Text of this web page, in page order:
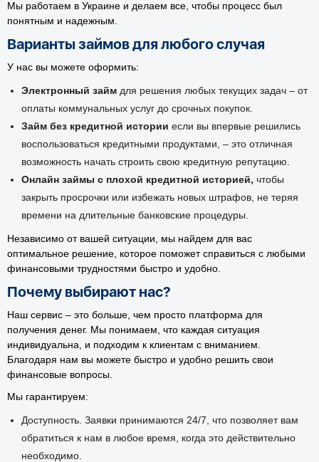
Мы работаем в Украине и делаем все, чтобы процесс был
понятным и надежным.
Варианты займов для любого случая
У нас вы можете оформить:
Электронный займ для решения любых текущих задач – от
оплаты коммунальных услуг до срочных покупок.
Займ без кредитной истории если вы впервые решились
воспользоваться кредитными продуктами, – это отличная
возможность начать строить свою кредитную репутацию.
Онлайн займы с плохой кредитной историей, чтобы
закрыть просрочки или избежать новых штрафов, не теряя
времени на длительные банковские процедуры.
Независимо от вашей ситуации, мы найдем для вас
оптимальное решение, которое поможет справиться с любыми
финансовыми трудностями быстро и удобно.
Почему выбирают нас?
Наш сервис – это больше, чем просто платформа для
получения денег. Мы понимаем, что каждая ситуация
индивидуальна, и подходим к клиентам с вниманием.
Благодаря нам вы можете быстро и удобно решить свои
финансовые вопросы.
Мы гарантируем:
Доступность. Заявки принимаются 24/7, что позволяет вам
обратиться к нам в любое время, когда это действительно
необходимо.